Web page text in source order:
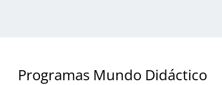
Programas Mundo Didáctico